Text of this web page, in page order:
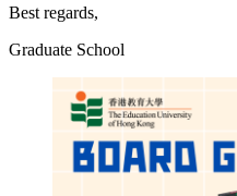
Best regards,
Graduate School